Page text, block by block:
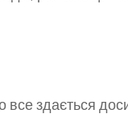
здається